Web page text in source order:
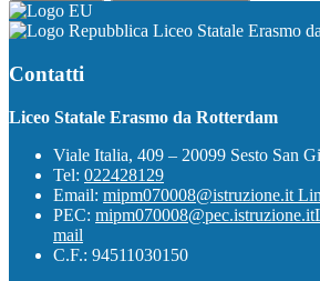
Liceo Statale Erasmo
Contatti
Liceo Statale Erasmo da Rotterdam
Viale Italia, 409 – 20099 Sesto San
Tel: 022428129
Email: mipm070008@istruzione.it
PEC: mipm070008@pec.istruzione.it
mail
C.F.: 94511030150